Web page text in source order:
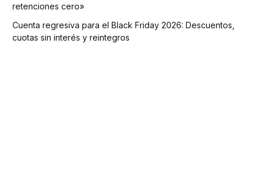
retenciones cero»
Cuenta regresiva para el Black Friday 2026: Descuentos,
cuotas sin interés y reintegros